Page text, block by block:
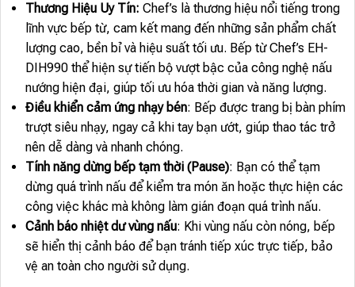
Thương Hiệu Uy Tín: Chef’s là thương hiệu nổi tiếng trong
lĩnh vực bếp từ, cam kết mang đến những sản phẩm chất
lượng cao, bền bỉ và hiệu suất tối ưu. Bếp từ Chef’s EH-
DIH990 thể hiện sự tiến bộ vượt bậc của công nghệ nấu
nướng hiện đại, giúp tối ưu hóa thời gian và năng lượng.
Điều khiển cảm ứng nhạy bén: Bếp được trang bị bàn phím
trượt siêu nhạy, ngay cả khi tay bạn ướt, giúp thao tác trở
nên dễ dàng và nhanh chóng.
Tính năng dừng bếp tạm thời (Pause): Bạn có thể tạm
dừng quá trình nấu để kiểm tra món ăn hoặc thực hiện các
công việc khác mà không làm gián đoạn quá trình nấu.
Cảnh báo nhiệt dư vùng nấu: Khi vùng nấu còn nóng, bếp
sẽ hiển thị cảnh báo để bạn tránh tiếp xúc trực tiếp, bảo
vệ an toàn cho người sử dụng.